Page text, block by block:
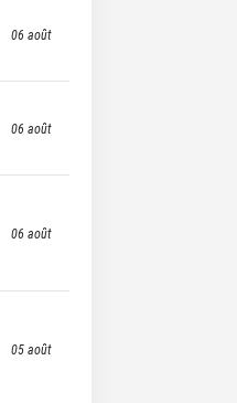
06 août
06 août
06 août
05 août